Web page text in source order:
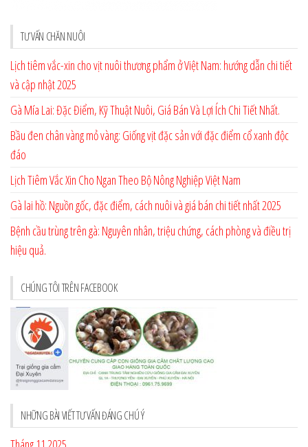
TƯ VẤN CHĂN NUÔI
Lịch tiêm vắc-xin cho vịt nuôi thương phẩm ở Việt Nam: hướng dẫn chi tiết
và cập nhật 2025
Gà Mía Lai: Đặc Điểm, Kỹ Thuật Nuôi, Giá Bán Và Lợi Ích Chi Tiết Nhất.
Bầu đen chân vàng mỏ vàng: Giống vịt đặc sản với đặc điểm cổ xanh độc
đáo
Lịch Tiêm Vắc Xin Cho Ngan Theo Bộ Nông Nghiệp Việt Nam
Gà lai hồ: Nguồn gốc, đặc điểm, cách nuôi và giá bán chi tiết nhất 2025
Bệnh cầu trùng trên gà: Nguyên nhân, triệu chứng, cách phòng và điều trị
hiệu quả.
CHÚNG TÔI TRÊN FACEBOOK
NHỮNG BÀI VIẾT TƯ VẤN ĐÁNG CHÚ Ý